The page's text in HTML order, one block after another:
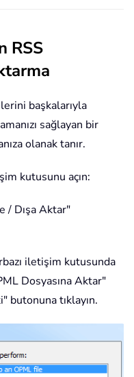
RSS
başkalarıyla
sağlayan bir
olanak tanır.
kutusunu açın:
/ Dışa Aktar"
iletişim kutusunda
Dosyasına Aktar"
butonuna tıklayın.